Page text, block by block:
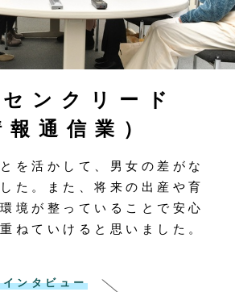
ンクリード
通信業）
を活かして、男女の差がな
た。また、将来の出産や育
境が整っていることで安心
ねていけると思いました。
ンタビュー